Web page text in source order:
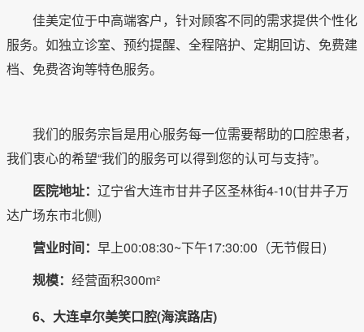
佳美定位于中高端客户，针对顾客不同的需求提供个性化
服务。如独立诊室、预约提醒、全程陪护、定期回访、免费建
档、免费咨询等特色服务。
我们的服务宗旨是用心服务每一位需要帮助的口腔患者，
我们衷心的希望“我们的服务可以得到您的认可与支持”。
医院地址： 辽宁省大连市甘井子区圣林街4-10(甘井子万
达广场东市北侧)
营业时间： 早上00:08:30~下午17:30:00（无节假日)
规模： 经营面积300m²
6、大连卓尔美笑口腔(海滨路店)